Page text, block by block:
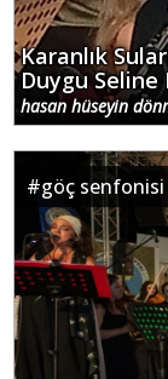
Karanlık
Duygu Seline
hasan hüseyin
#göç senfonisi